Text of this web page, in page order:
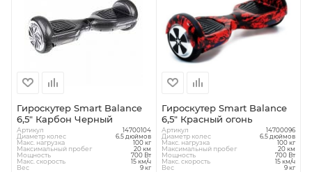
Гироскутер Smart Balance
6,5" Карбон Черный
Артикул 14700104
Диаметр колес 6.5 дюймов
Макс. нагрузка 100 кг
Максимальный пробег 20 км
Мощность 700 Вт
Макс. скорость 15 км/ч
Вес 9 кг
Гироскутер Smart Balance
6,5" Красный огонь
Артикул 14700096
Диаметр колес 6.5 дюймов
Макс. нагрузка 100 кг
Максимальный пробег 20 км
Мощность 700 Вт
Макс. скорость 15 км/ч
Вес 9 кг